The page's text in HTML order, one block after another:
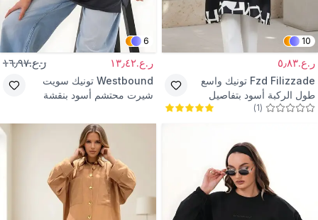
10
ر.ع.٥٫٨٣
Fzd Filizzade تونيك واسع
طول الركبة أسود بتفاصيل
كريمية
(
1
)
6
ر.ع.١٣٫٤٢ ر.ع.١٦٫٩٧
Westbound تونيك سويت
شيرت محتشم أسود بنقشة